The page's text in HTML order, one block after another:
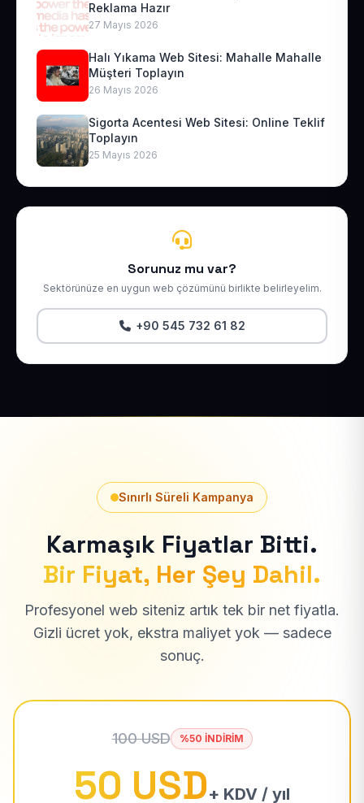
Reklama Hazır
27 Mayıs 2026
Halı Yıkama Web Sitesi: Mahalle Mahalle
Müşteri Toplayın
26 Mayıs 2026
Sigorta Acentesi Web Sitesi: Online Teklif
Toplayın
25 Mayıs 2026
Sorunuz mu var?
Sektörünüze en uygun web çözümünü birlikte belirleyelim.
+90 545 732 61 82
Sınırlı Süreli Kampanya
Karmaşık Fiyatlar Bitti.
Bir Fiyat, Her Şey Dahil.
Profesyonel web siteniz artık tek bir net fiyatla.
Gizli ücret yok, ekstra maliyet yok — sadece
sonuç.
100 USD %50 İNDİRİM
50 USD+ KDV / yıl